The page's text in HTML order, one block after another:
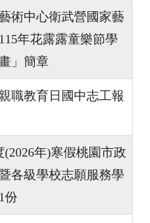
術中心衛武營國家藝
年花露露童樂節學
」簡章
職教育日國中志工報
(2026年)寒假桃園市政
各級學校志願服務學
份